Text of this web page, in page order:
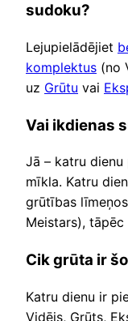
sudoku?
Lejupielādējiet
komplektus (no
uz Grūtu vai
Vai ikdienas
Jā – katru
mīkla. Katru
grūtības
Meistars),
Cik grūta ir
Katru dienu ir
Vidējs, Grūts,